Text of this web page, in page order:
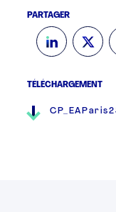
PARTAGER
TÉLÉCHARGEMENT